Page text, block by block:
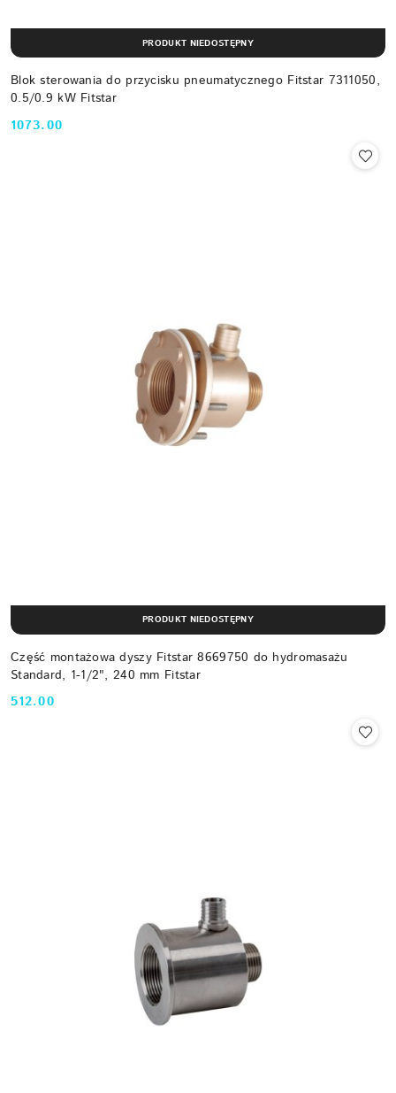
Blok sterowania do przycisku pneumatycznego Fitstar 7311050,
0.5/0.9 kW Fitstar
Cena:
1073.00
PRODUKT NIEDOSTĘPNY
Część montażowa dyszy Fitstar 8669750 do hydromasażu
Standard, 1-1/2", 240 mm Fitstar
Cena:
512.00
PRODUKT NIEDOSTĘPNY